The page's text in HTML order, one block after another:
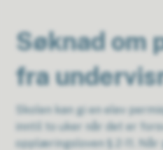
Søknad om
fra
Skolen kan gi en elev
inntil to uker når det er
opplæringsloven § 2-11.